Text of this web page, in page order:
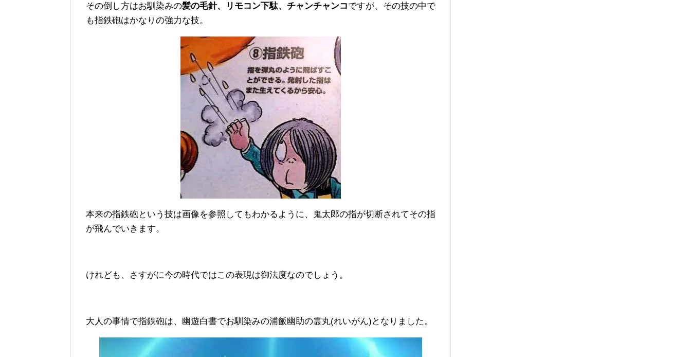
その倒し方はお馴染みの髪の毛針、リモコン下駄、チャンチャンコですが、その技の中で
も指鉄砲はかなりの強力な技。
本来の指鉄砲という技は画像を参照してもわかるように、鬼太郎の指が切断されてその指
が飛んでいきます。
けれども、さすがに今の時代ではこの表現は御法度なのでしょう。
大人の事情で指鉄砲は、幽遊白書でお馴染みの浦飯幽助の霊丸(れいがん)となりました。